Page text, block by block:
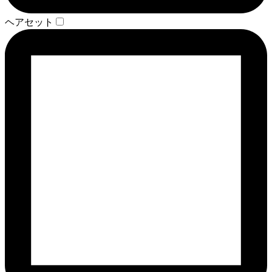
ヘアセット